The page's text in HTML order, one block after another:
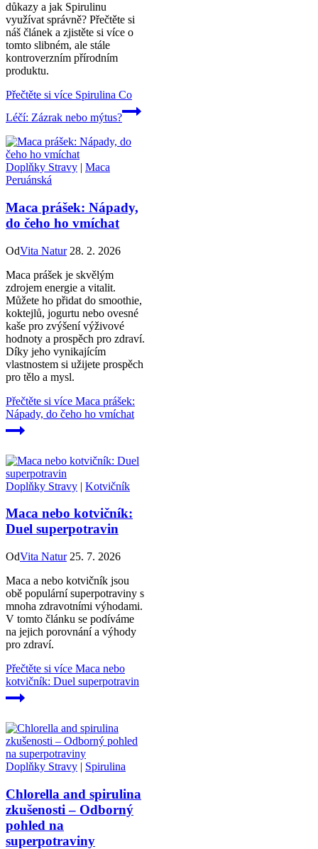
důkazy a jak Spirulinu
využívat správně? Přečtěte si
náš článek a zjistěte si více o
tomto slibném, ale stále
kontroverzním přírodním
produktu.
Přečtěte si více Spirulina Co
Léčí: Zázrak nebo mýtus?
Doplňky Stravy | Maca
Peruánská
Maca prášek: Nápady,
do čeho ho vmíchat
OdVita Natur 28. 2. 2026
Maca prášek je skvělým
zdrojem energie a vitalit.
Můžete ho přidat do smoothie,
koktejlů, jogurtu nebo ovesné
kaše pro zvýšení výživové
hodnoty a prospěch pro zdraví.
Díky jeho vynikajícím
vlastnostem si užijete prospěch
pro tělo a mysl.
Přečtěte si více Maca prášek:
Nápady, do čeho ho vmíchat
Doplňky Stravy | Kotvičník
Maca nebo kotvičník:
Duel superpotravin
OdVita Natur 25. 7. 2026
Maca a nebo kotvičník jsou
obě populární superpotraviny s
mnoha zdravotními výhodami.
V tomto článku se podíváme
na jejich porovnání a výhody
pro zdraví.
Přečtěte si více Maca nebo
kotvičník: Duel superpotravin
Doplňky Stravy | Spirulina
Chlorella and spirulina
zkušenosti – Odborný
pohled na
superpotraviny